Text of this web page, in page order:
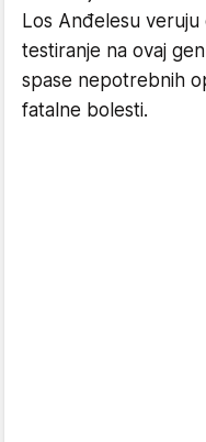
Los Anđelesu
testiranje na ovaj
spase nepotrebnih
fatalne bolesti.